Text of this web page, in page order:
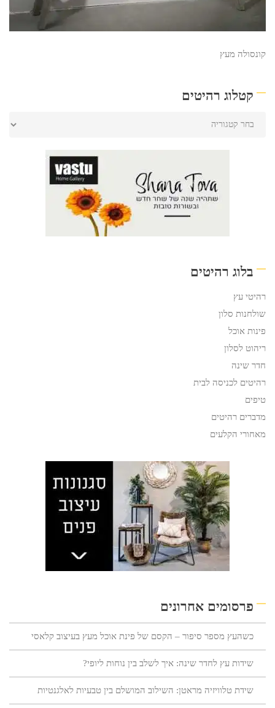
קונסולה מעץ
קטלוג רהיטים
בלוג רהיטים
רהיטי עץ
שולחנות סלון
פינות אוכל
ריהוט לסלון
חדר שינה
רהיטים לכניסה לבית
טיפים
מדברים רהיטים
מאחורי הקלעים
פרסומים אחרונים
כשהעץ מספר סיפור – הקסם של פינת אוכל מעץ בעיצוב קלאסי
שידות עץ לחדר שינה: איך לשלב בין נוחות ליופי?
שידת טלוויזיה מראטן: השילוב המושלם בין טבעיות לאלגנטיות